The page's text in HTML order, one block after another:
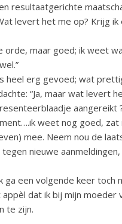
resultaatgerichte
levert het me op? Krijg
orde, maar goed; ik weet
heel erg gevoed; wat
“Ja, maar wat levert
aangereikt
weet nog goed, zat
mee. Neem nou de
nieuwe
ga een volgende keer toch
dat ik bij mijn
te zijn.